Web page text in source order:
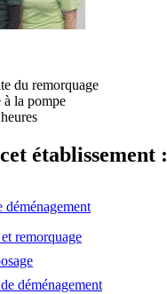
du remorquage
à la pompe
établissement :
déménagement
remorquage
déménagement